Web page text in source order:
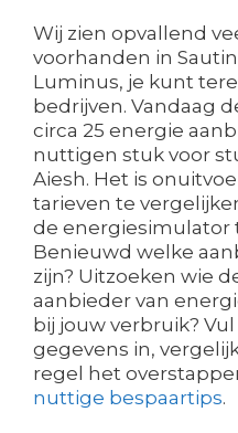
Wij zien opvallend
voorhanden in
Luminus, je kunt
bedrijven. Vandaag
circa 25 energie
nuttigen stuk voor
Aiesh. Het is
tarieven te
de energiesimulator
Benieuwd welke
zijn? Uitzoeken wie
aanbieder van
bij jouw verbruik?
gegevens in,
regel het
nuttige bespaartips.